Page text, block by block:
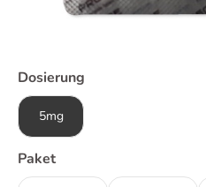
Dosierung
5mg
Paket